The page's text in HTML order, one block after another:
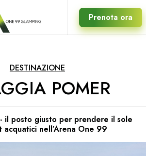
Prenota ora
DESTINAZIONE
POMER
il posto giusto per prendere il sole
nell’Arena One 99